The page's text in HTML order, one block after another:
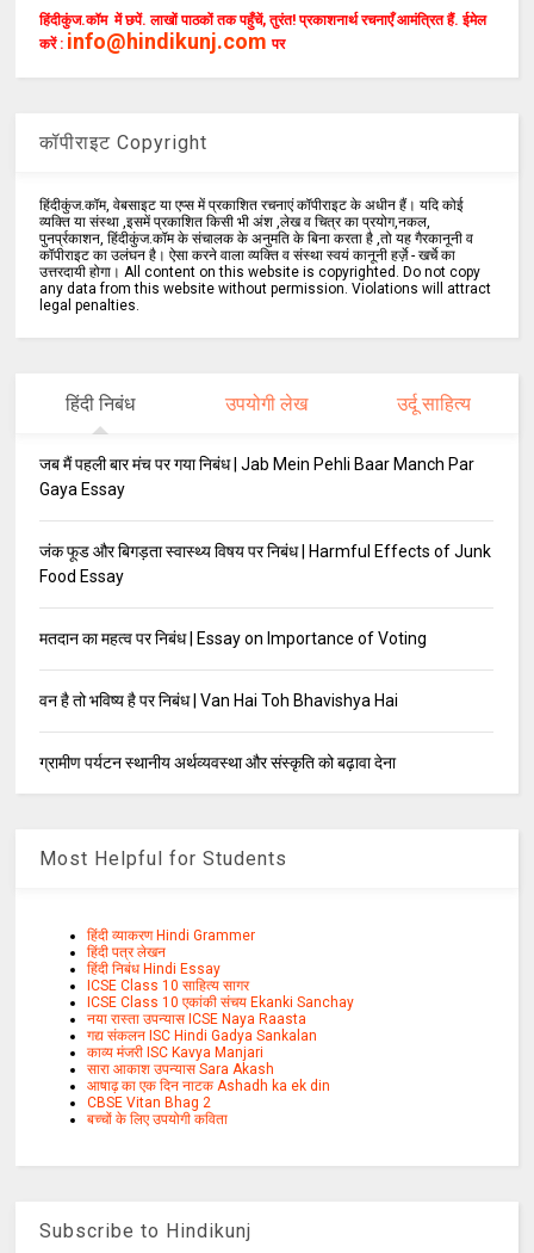
हिंदीकुंज.कॉम में छपें. लाखों पाठकों तक पहुँचें, तुरंत! प्रकाशनार्थ रचनाएँ आमंत्रित हैं. ईमेल
करें : info@hindikunj.com पर
कॉपीराइट Copyright
हिंदीकुंज.कॉम, वेबसाइट या एप्स में प्रकाशित रचनाएं कॉपीराइट के अधीन हैं। यदि कोई
व्यक्ति या संस्था ,इसमें प्रकाशित किसी भी अंश ,लेख व चित्र का प्रयोग,नकल,
पुनर्प्रकाशन, हिंदीकुंज.कॉम के संचालक के अनुमति के बिना करता है ,तो यह गैरकानूनी व
कॉपीराइट का उलंघन है। ऐसा करने वाला व्यक्ति व संस्था स्वयं कानूनी हर्ज़े - खर्चे का
उत्तरदायी होगा। All content on this website is copyrighted. Do not copy
any data from this website without permission. Violations will attract
legal penalties.
हिंदी निबंध उपयोगी लेख उर्दू साहित्य
जब मैं पहली बार मंच पर गया निबंध | Jab Mein Pehli Baar Manch Par
Gaya Essay
जंक फूड और बिगड़ता स्वास्थ्य विषय पर निबंध | Harmful Effects of Junk
Food Essay
मतदान का महत्व पर निबंध | Essay on Importance of Voting
वन है तो भविष्य है पर निबंध | Van Hai Toh Bhavishya Hai
ग्रामीण पर्यटन स्थानीय अर्थव्यवस्था और संस्कृति को बढ़ावा देना
Most Helpful for Students
हिंदी व्याकरण Hindi Grammer
हिंदी पत्र लेखन
हिंदी निबंध Hindi Essay
ICSE Class 10 साहित्य सागर
ICSE Class 10 एकांकी संचय Ekanki Sanchay
नया रास्ता उपन्यास ICSE Naya Raasta
गद्य संकलन ISC Hindi Gadya Sankalan
काव्य मंजरी ISC Kavya Manjari
सारा आकाश उपन्यास Sara Akash
आषाढ़ का एक दिन नाटक Ashadh ka ek din
CBSE Vitan Bhag 2
बच्चों के लिए उपयोगी कविता
Subscribe to Hindikunj